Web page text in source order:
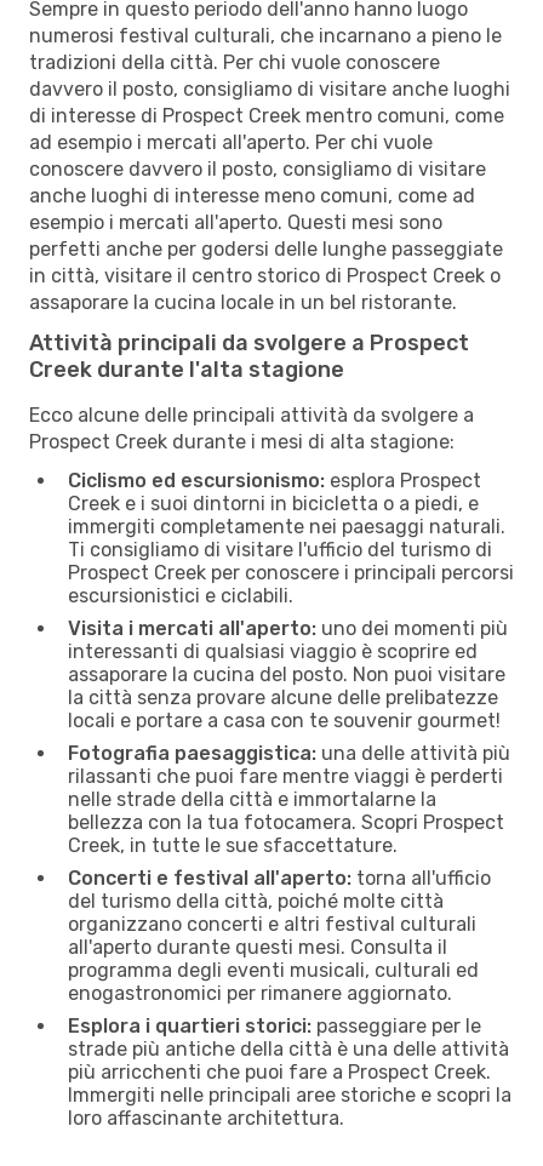
Sempre in questo periodo dell'anno hanno luogo
numerosi festival culturali, che incarnano a pieno le
tradizioni della città. Per chi vuole conoscere
davvero il posto, consigliamo di visitare anche luoghi
di interesse di Prospect Creek mentro comuni, come
ad esempio i mercati all'aperto. Per chi vuole
conoscere davvero il posto, consigliamo di visitare
anche luoghi di interesse meno comuni, come ad
esempio i mercati all'aperto. Questi mesi sono
perfetti anche per godersi delle lunghe passeggiate
in città, visitare il centro storico di Prospect Creek o
assaporare la cucina locale in un bel ristorante.
Attività principali da svolgere a Prospect
Creek durante l'alta stagione
Ecco alcune delle principali attività da svolgere a
Prospect Creek durante i mesi di alta stagione:
Ciclismo ed escursionismo: esplora Prospect
Creek e i suoi dintorni in bicicletta o a piedi, e
immergiti completamente nei paesaggi naturali.
Ti consigliamo di visitare l'ufficio del turismo di
Prospect Creek per conoscere i principali percorsi
escursionistici e ciclabili.
Visita i mercati all'aperto: uno dei momenti più
interessanti di qualsiasi viaggio è scoprire ed
assaporare la cucina del posto. Non puoi visitare
la città senza provare alcune delle prelibatezze
locali e portare a casa con te souvenir gourmet!
Fotografia paesaggistica: una delle attività più
rilassanti che puoi fare mentre viaggi è perderti
nelle strade della città e immortalarne la
bellezza con la tua fotocamera. Scopri Prospect
Creek, in tutte le sue sfaccettature.
Concerti e festival all'aperto: torna all'ufficio
del turismo della città, poiché molte città
organizzano concerti e altri festival culturali
all'aperto durante questi mesi. Consulta il
programma degli eventi musicali, culturali ed
enogastronomici per rimanere aggiornato.
Esplora i quartieri storici: passeggiare per le
strade più antiche della città è una delle attività
più arricchenti che puoi fare a Prospect Creek.
Immergiti nelle principali aree storiche e scopri la
loro affascinante architettura.